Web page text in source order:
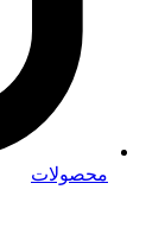
محصولات